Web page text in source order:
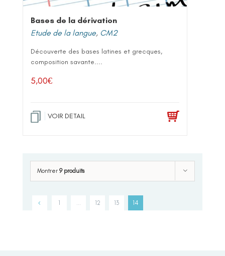
Bases de la dérivation
Etude de la langue, CM2
Découverte des bases latines et grecques,
composition savante....
5,00€
VOIR DETAIL
Montrer 9 produits
1 12 13 14